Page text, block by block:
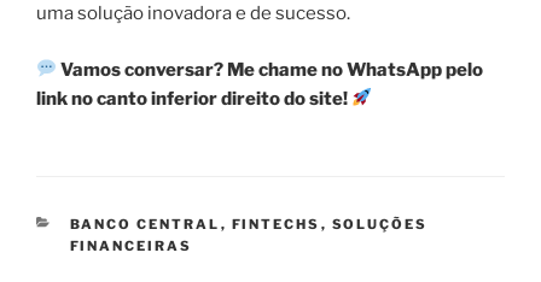
uma solução inovadora e de sucesso.
Vamos conversar? Me chame no WhatsApp pelo
link no canto inferior direito do site!
CATEGORIAS
BANCO CENTRAL , FINTECHS , SOLUÇÕES
FINANCEIRAS